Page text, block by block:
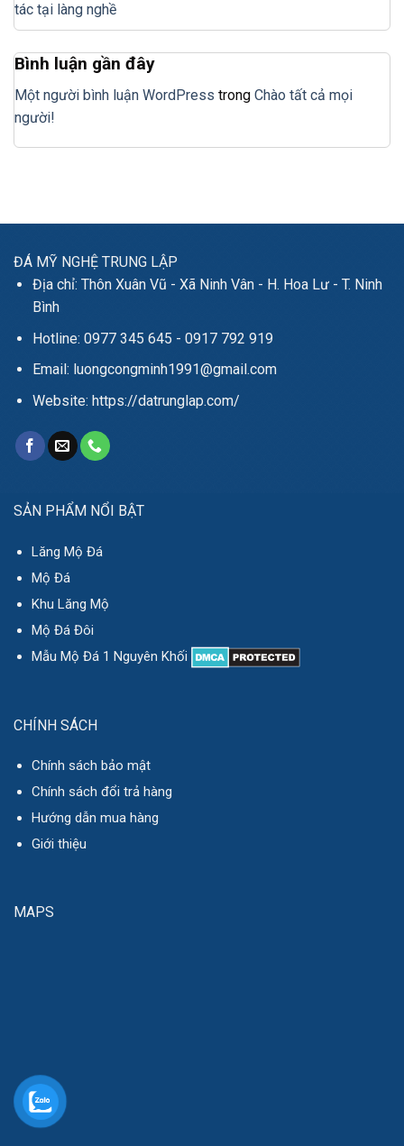
tác tại làng nghề
Bình luận gần đây
Một người bình luận WordPress trong Chào tất cả mọi
người!
ĐÁ MỸ NGHỆ TRUNG LẬP
Địa chỉ: Thôn Xuân Vũ - Xã Ninh Vân - H. Hoa Lư - T. Ninh
Bình
Hotline: 0977 345 645 - 0917 792 919
Email: luongcongminh1991@gmail.com
Website: https://datrunglap.com/
SẢN PHẨM NỔI BẬT
Lăng Mộ Đá
Mộ Đá
Khu Lăng Mộ
Mộ Đá Đôi
Mẫu Mộ Đá 1 Nguyên Khối
CHÍNH SÁCH
Chính sách bảo mật
Chính sách đổi trả hàng
Hướng dẫn mua hàng
Giới thiệu
MAPS